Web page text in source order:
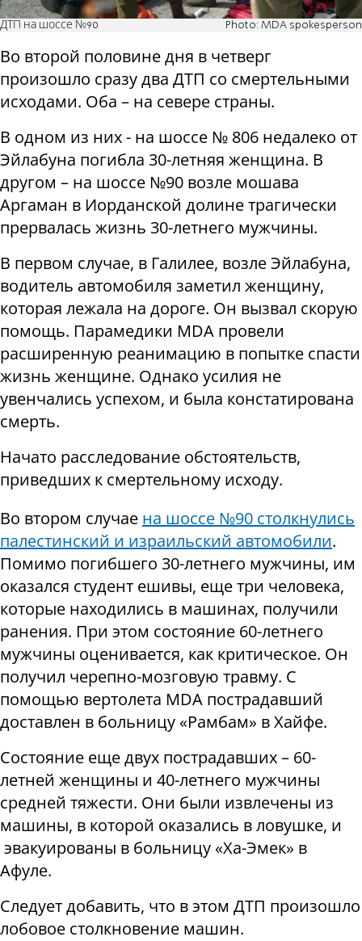
ДТП на шоссе №90 Photo: MDA spokesperson
Во второй половине дня в четверг
произошло сразу два ДТП со смертельными
исходами. Оба – на севере страны.
В одном из них - на шоссе № 806 недалеко от
Эйлабуна погибла 30-летняя женщина. В
другом – на шоссе №90 возле мошава
Аргаман в Иорданской долине трагически
прервалась жизнь 30-летнего мужчины.
В первом случае, в Галилее, возле Эйлабуна,
водитель автомобиля заметил женщину,
которая лежала на дороге. Он вызвал скорую
помощь. Парамедики MDA провели
расширенную реанимацию в попытке спасти
жизнь женщине. Однако усилия не
увенчались успехом, и была констатирована
смерть.
Начато расследование обстоятельств,
приведших к смертельному исходу.
Во втором случае на шоссе №90 столкнулись
палестинский и израильский автомобили.
Помимо погибшего 30-летнего мужчины, им
оказался студент ешивы, еще три человека,
которые находились в машинах, получили
ранения. При этом состояние 60-летнего
мужчины оценивается, как критическое. Он
получил черепно-мозговую травму. С
помощью вертолета MDA пострадавший
доставлен в больницу «Рамбам» в Хайфе.
Состояние еще двух пострадавших – 60-
летней женщины и 40-летнего мужчины
средней тяжести. Они были извлечены из
машины, в которой оказались в ловушке, и
эвакуированы в больницу «Ха-Эмек» в
Афуле.
Следует добавить, что в этом ДТП произошло
лобовое столкновение машин.